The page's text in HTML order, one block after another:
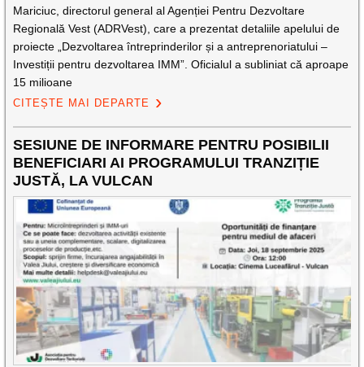
Mariciuc, directorul general al Agenției Pentru Dezvoltare
Regională Vest (ADRVest), care a prezentat detaliile apelului de
proiecte „Dezvoltarea întreprinderilor și a antreprenoriatului –
Investiții pentru dezvoltarea IMM”. Oficialul a subliniat că aproape
15 milioane
CITEȘTE MAI DEPARTE
SESIUNE DE INFORMARE PENTRU POSIBILII
BENEFICIARI AI PROGRAMULUI TRANZIȚIE
JUSTĂ, LA VULCAN